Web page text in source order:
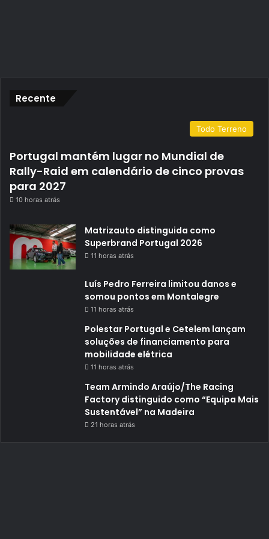
Recente
Todo Terreno
Portugal mantém lugar no Mundial de
Rally-Raid em calendário de cinco provas
para 2027
10 horas atrás
Matrizauto distinguida como
Superbrand Portugal 2026
11 horas atrás
Luís Pedro Ferreira limitou danos e
somou pontos em Montalegre
11 horas atrás
Polestar Portugal e Cetelem lançam
soluções de financiamento para
mobilidade elétrica
11 horas atrás
Team Armindo Araújo/The Racing
Factory distinguido como “Equipa Mais
Sustentável” na Madeira
21 horas atrás